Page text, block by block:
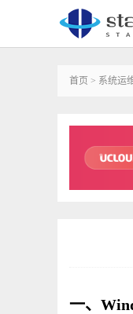
首页 > 系统运
一、